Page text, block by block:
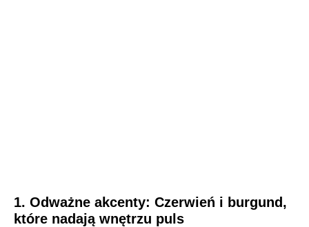
1. Odważne akcenty: Czerwień i burgund,
które nadają wnętrzu puls